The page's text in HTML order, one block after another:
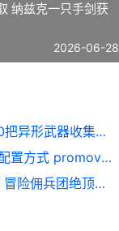
纳兹克一只手剑获
2026-06-28
红色沙漠异形武器如何获取 10把异形武器收集策略 红色沙漠在哪
promovie如何运用镜像 镜像配置方式 promovie下载后怎么使用
冒险佣兵团绝顶阵型组合主推 冒险佣兵团绝顶阵型组合策略 2020冒险团佣兵怎么玩